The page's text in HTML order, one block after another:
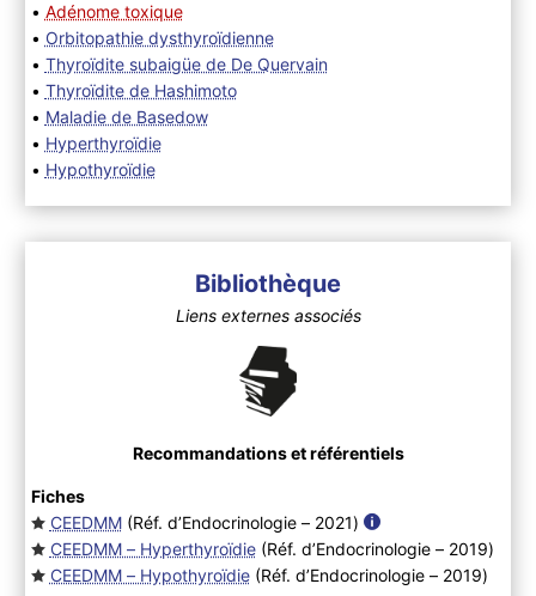
• Adénome toxique
• Orbitopathie dysthyroïdienne
• Thyroïdite subaigüe de De Quervain
• Thyroïdite de Hashimoto
• Maladie de Basedow
• Hyperthyroïdie
• Hypothyroïdie
Bibliothèque
Liens externes associés
Recommandations et référentiels
Fiches
CEEDMM(Réf. d’Endocrinologie – 2021)
CEEDMM – Hyperthyroïdie(Réf. d’Endocrinologie – 2019)
CEEDMM – Hypothyroïdie(Réf. d’Endocrinologie – 2019)